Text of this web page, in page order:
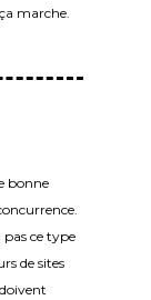
marche.
bonne
ce type
de sites